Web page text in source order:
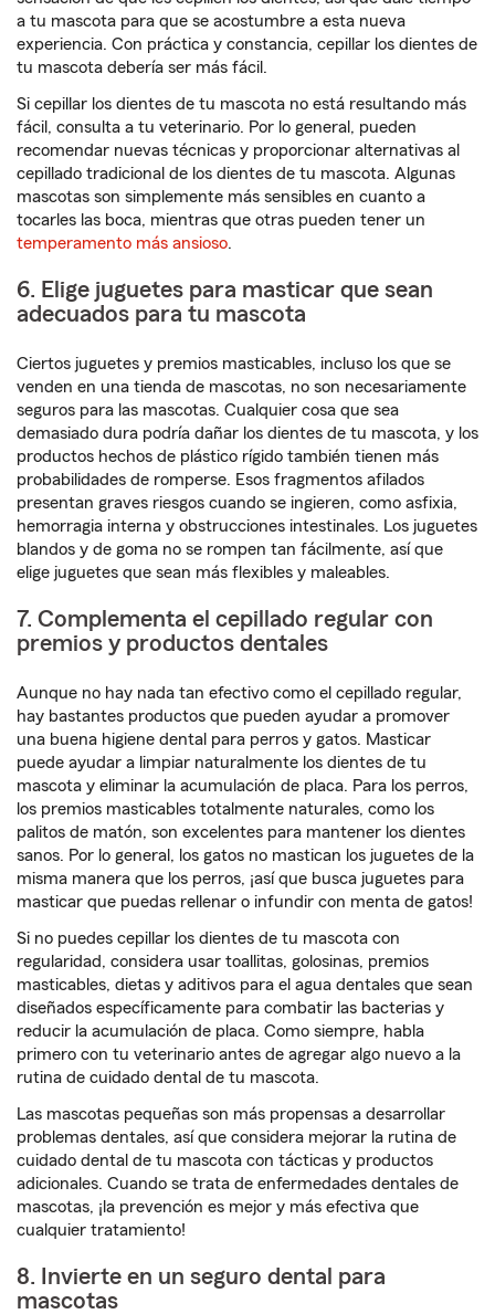
a tu mascota para que se acostumbre a esta nueva
experiencia. Con práctica y constancia, cepillar los dientes de
tu mascota debería ser más fácil.
Si cepillar los dientes de tu mascota no está resultando más
fácil, consulta a tu veterinario. Por lo general, pueden
recomendar nuevas técnicas y proporcionar alternativas al
cepillado tradicional de los dientes de tu mascota. Algunas
mascotas son simplemente más sensibles en cuanto a
tocarles las boca, mientras que otras pueden tener un
temperamento más ansioso.
6. Elige juguetes para masticar que sean
adecuados para tu mascota
Ciertos juguetes y premios masticables, incluso los que se
venden en una tienda de mascotas, no son necesariamente
seguros para las mascotas. Cualquier cosa que sea
demasiado dura podría dañar los dientes de tu mascota, y los
productos hechos de plástico rígido también tienen más
probabilidades de romperse. Esos fragmentos afilados
presentan graves riesgos cuando se ingieren, como asfixia,
hemorragia interna y obstrucciones intestinales. Los juguetes
blandos y de goma no se rompen tan fácilmente, así que
elige juguetes que sean más flexibles y maleables.
7. Complementa el cepillado regular con
premios y productos dentales
Aunque no hay nada tan efectivo como el cepillado regular,
hay bastantes productos que pueden ayudar a promover
una buena higiene dental para perros y gatos. Masticar
puede ayudar a limpiar naturalmente los dientes de tu
mascota y eliminar la acumulación de placa. Para los perros,
los premios masticables totalmente naturales, como los
palitos de matón, son excelentes para mantener los dientes
sanos. Por lo general, los gatos no mastican los juguetes de la
misma manera que los perros, ¡así que busca juguetes para
masticar que puedas rellenar o infundir con menta de gatos!
Si no puedes cepillar los dientes de tu mascota con
regularidad, considera usar toallitas, golosinas, premios
masticables, dietas y aditivos para el agua dentales que sean
diseñados específicamente para combatir las bacterias y
reducir la acumulación de placa. Como siempre, habla
primero con tu veterinario antes de agregar algo nuevo a la
rutina de cuidado dental de tu mascota.
Las mascotas pequeñas son más propensas a desarrollar
problemas dentales, así que considera mejorar la rutina de
cuidado dental de tu mascota con tácticas y productos
adicionales. Cuando se trata de enfermedades dentales de
mascotas, ¡la prevención es mejor y más efectiva que
cualquier tratamiento!
8. Invierte en un seguro dental para
mascotas